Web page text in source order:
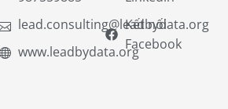
lead.consulting@leadbydata.org
www.leadbydata.org
Kết nối
Facebook